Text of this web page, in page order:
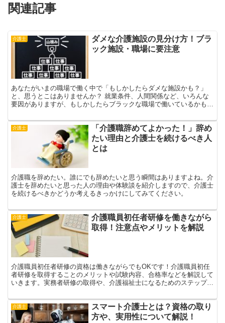
関連記事
介護士
ダメな介護施設の見分け方！ブラ
ック施設・職場に要注意
あなたがいまの職場で働く中で「もしかしたらダメな施設かも？」
と、思うとこはありませんか？ 就業条件、人間関係など、いろんな
要因がありますが、もしかしたらブラックな職場で働いているかもし
介護士
「介護職辞めてよかった！」辞め
たい理由と介護士を続けるべき人
とは
介護職を辞めたい。誰にでも辞めたいと思う瞬間はありますよね。介
護士を辞めたいと思った人の理由や体験談を紹介しますので、介護士
を続けるべきかどうか考えるきっかけにしてみてください。
介護士
介護職員初任者研修を働きながら
取得！注意点やメリットを解説
介護職員初任者研修の資格は働きながらでもOKです！介護職員初任
者研修を取得することのメリットや試験内容、合格率などを解説して
いきます。実務者研修の取得や、介護福祉士になるためのステップに
介護士
スマート介護士とは？資格の取り
方や、実用性について解説！